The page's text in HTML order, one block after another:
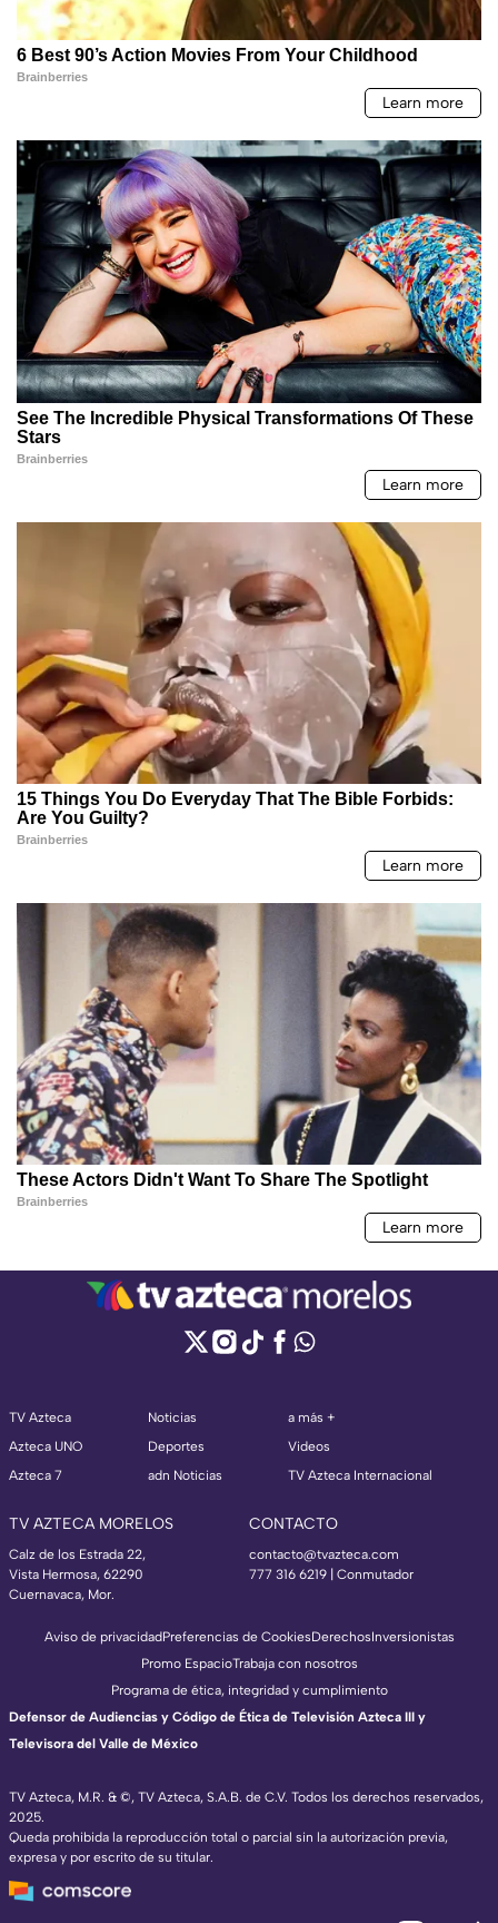
TV Azteca
Azteca UNO
Azteca 7
Noticias
Deportes
adn Noticias
a más +
Videos
TV Azteca Internacional
TV AZTECA MORELOS
Calz de los Estrada 22,
Vista Hermosa, 62290
Cuernavaca, Mor.
CONTACTO
contacto@tvazteca.com
777 316 6219 | Conmutador
TV Azteca, M.R. & ©, TV Azteca, S.A.B. de C.V. Todos los derechos reservados,
2025.
Queda prohibida la reproducción total o parcial sin la autorización previa,
expresa y por escrito de su titular.
Aviso de privacidadPreferencias de CookiesDerechosInversionistas
Promo EspacioTrabaja con nosotros
Programa de ética, integridad y cumplimiento
Defensor de Audiencias y Código de Ética de Televisión Azteca III y
Televisora del Valle de México